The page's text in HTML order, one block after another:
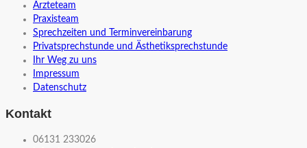
Ärzteteam
Praxisteam
Sprechzeiten und Terminvereinbarung
Privatsprechstunde und Ästhetiksprechstunde
Ihr Weg zu uns
Impressum
Datenschutz
Kontakt
06131 233026